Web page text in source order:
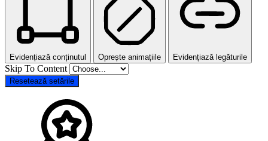
Evidențiază conținutul Oprește animațiile Evidențiază legăturile
Skip To Content
Resetează setările